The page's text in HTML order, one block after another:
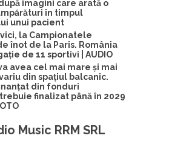
imagini care arată o
în timpul
unui pacient
la Campionatele
înot de la Paris. România
de 11 sportivi | AUDIO
avea cel mai mare și mai
din spațiul balcanic.
din fonduri
finalizat până în 2029
Music RRM SRL